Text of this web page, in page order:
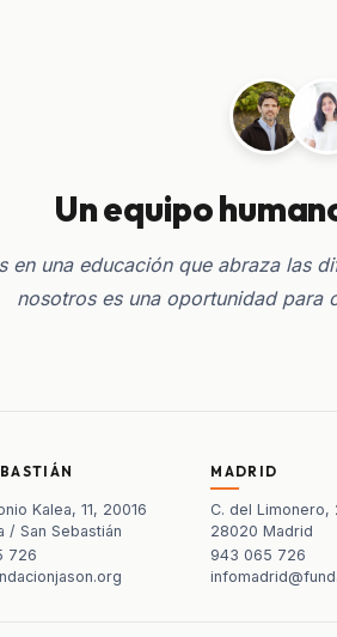
Un equipo
en una educación que abraza las
nosotros es una oportunidad para
Kalea, 11, 20016
/ San Sebastián
726
MADRID
C. del Limonero,
28020 Madrid
943 065 726